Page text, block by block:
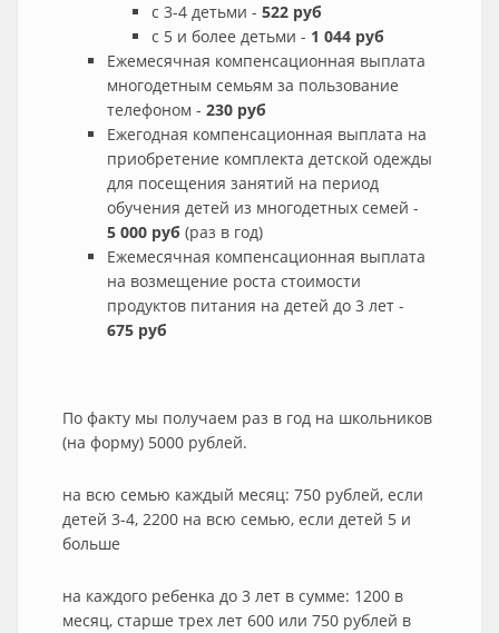
с 3-4 детьми - 522 руб
с 5 и более детьми - 1 044 руб
Ежемесячная компенсационная выплата
многодетным семьям за пользование
телефоном - 230 руб
Ежегодная компенсационная выплата на
приобретение комплекта детской одежды
для посещения занятий на период
обучения детей из многодетных семей -
5 000 руб (раз в год)
Ежемесячная компенсационная выплата
на возмещение роста стоимости
продуктов питания на детей до 3 лет -
675 руб
По факту мы получаем раз в год на школьников
(на форму) 5000 рублей.
на всю семью каждый месяц: 750 рублей, если
детей 3-4, 2200 на всю семью, если детей 5 и
больше
на каждого ребенка до 3 лет в сумме: 1200 в
месяц, старше трех лет 600 или 750 рублей в